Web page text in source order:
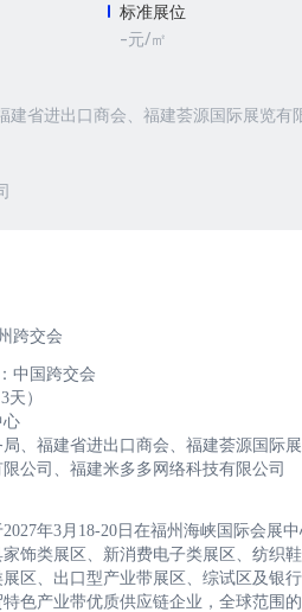
标准展位
-元/㎡
建省进出口商会、福建荟源国际展览有
跨交会
中国跨交会
）
心
、福建省进出口商会、福建荟源国际
公司、福建米多多网络科技有限公司
年3月18-20日在福州海峡国际会展
饰类展区、新消费电子类展区、纺织
区、出口型产业带展区、综试区及银
色产业带优质供应链企业，全球范围